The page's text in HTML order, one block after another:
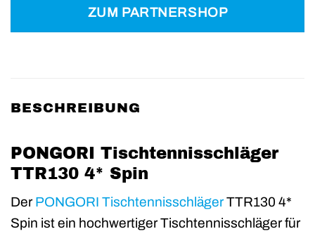
ZUM PARTNERSHOP
BESCHREIBUNG
PONGORI Tischtennisschläger
TTR130 4* Spin
DerPONGORI TischtennisschlägerTTR130 4*
Spin ist ein hochwertiger Tischtennisschläger für